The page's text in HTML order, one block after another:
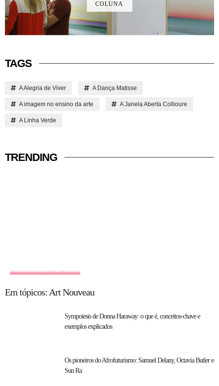
COLUNA
TAGS
A Alegria de Viver A Dança Matisse
A imagem no ensino da arte A Janela Aberta Collioure
A Linha Verde
TRENDING
HISTÓRIA EM TÓPICOS
Em tópicos: Art Nouveau
Sympoiesis de Donna Haraway: o que é, conceitos-chave e
exemplos explicados
Os pioneiros do Afrofuturismo: Samuel Delany, Octavia Butler e
Sun Ra